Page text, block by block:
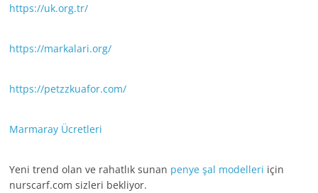
https://uk.org.tr/
https://markalari.org/
https://petzzkuafor.com/
Marmaray Ücretleri
Yeni trend olan ve rahatlık sunan penye şal modelleri için
nurscarf.com sizleri bekliyor.